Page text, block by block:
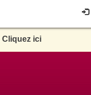
Cliquez ici